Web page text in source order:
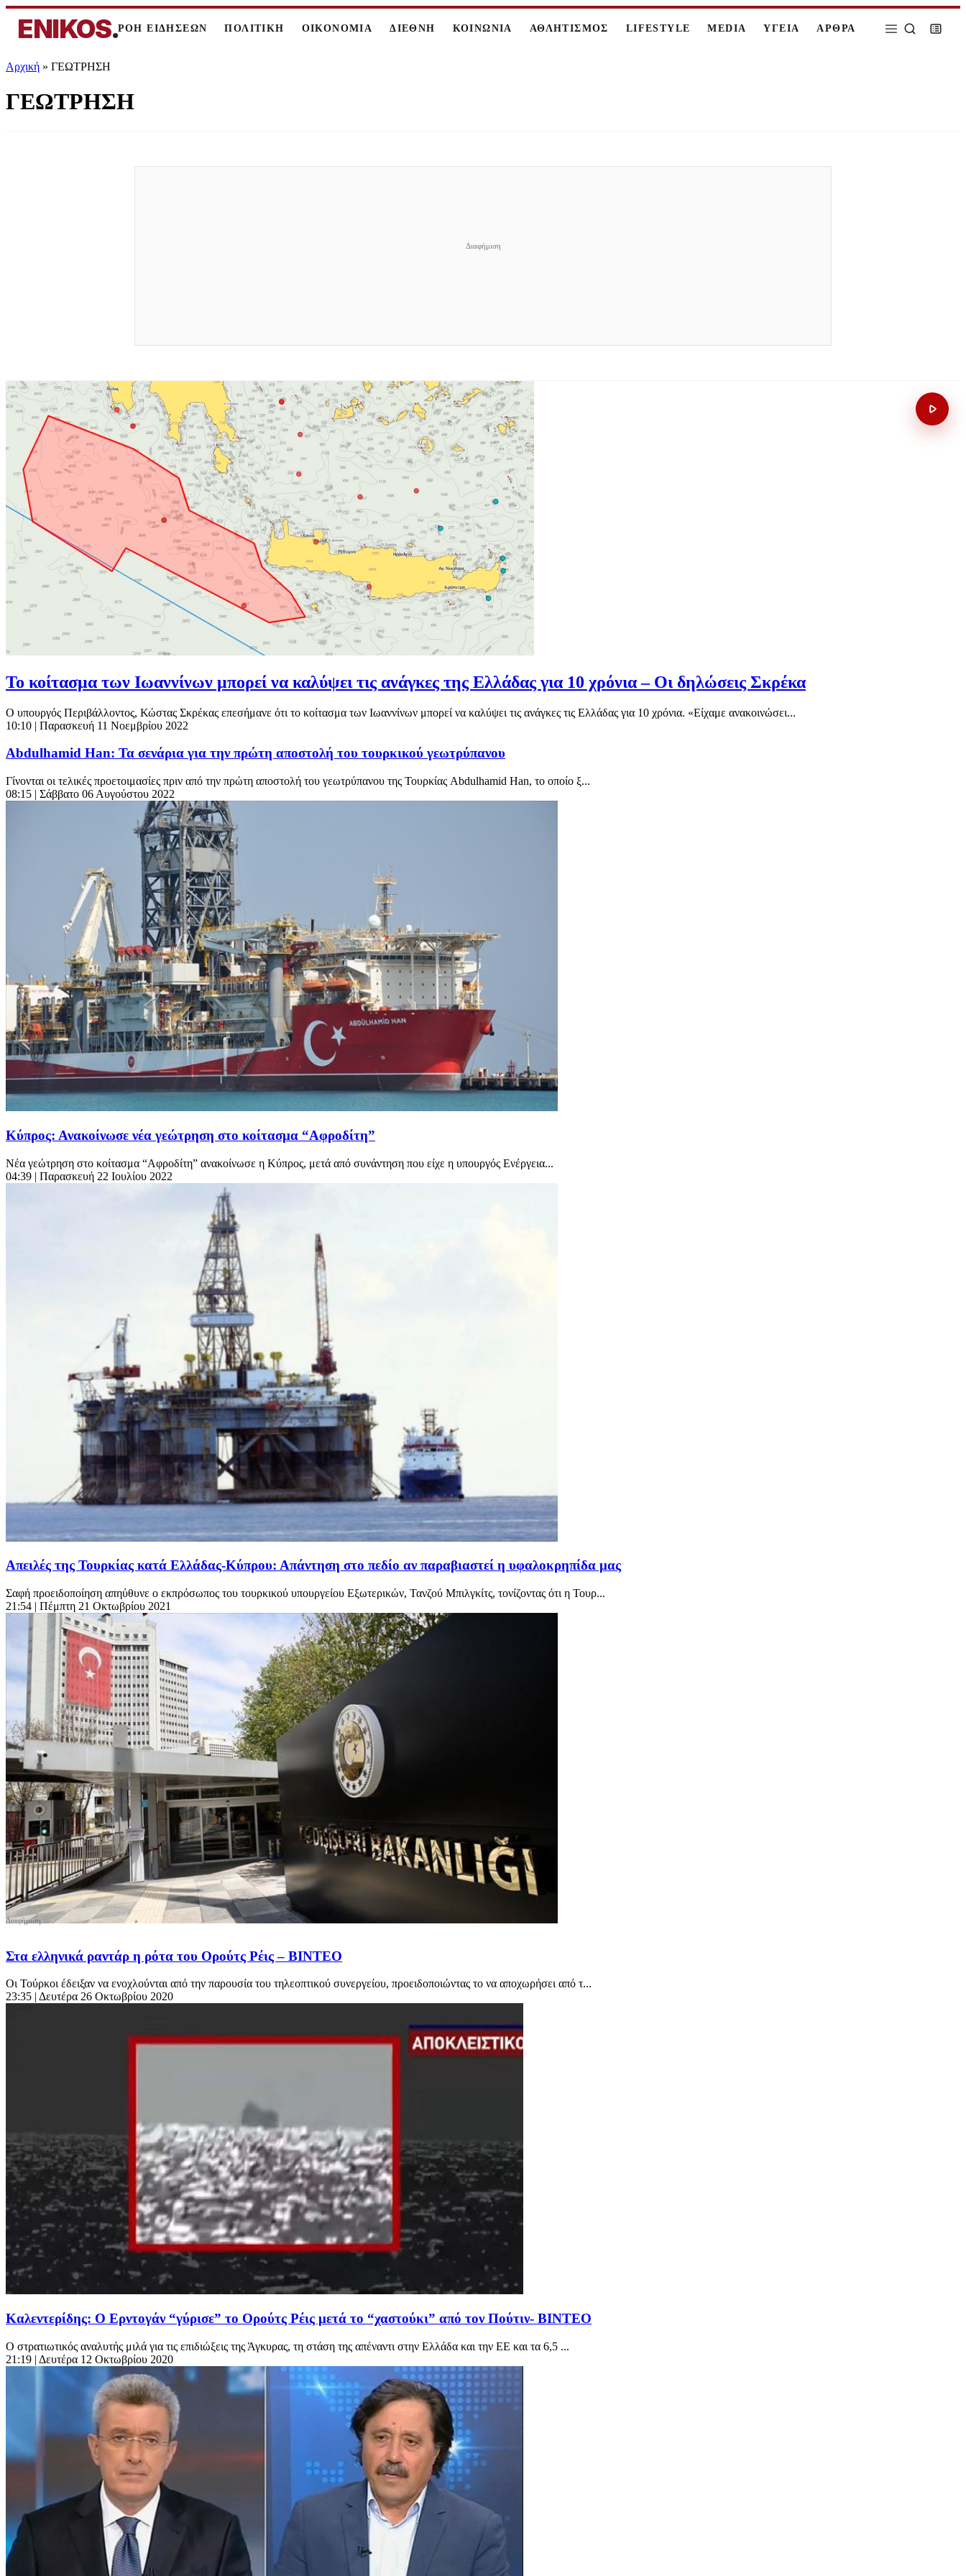
ENIKOS.ΡΟΗ ΕΙΔΗΣΕΩΝ ΠΟΛΙΤΙΚΗ ΟΙΚΟΝΟΜΙΑ ΔΙΕΘΝΗ ΚΟΙΝΩΝΙΑ ΑΘΛΗΤΙΣΜΟΣ LIFESTYLE MEDIA ΥΓΕΙΑ ΑΡΘΡΑ
Αρχική » ΓΕΩΤΡΗΣΗ
ΓΕΩΤΡΗΣΗ
Το κοίτασμα των Ιωαννίνων μπορεί να καλύψει τις ανάγκες της Ελλάδας για 10 χρόνια – Οι δηλώσεις Σκρέκα
O υπουργός Περιβάλλοντος, Κώστας Σκρέκας επεσήμανε ότι το κοίτασμα των Ιωαννίνων μπορεί να καλύψει τις ανάγκες τις Ελλάδας για 10 χρόνια. «Είχαμε ανακοινώσει...
10:10 | Παρασκευή 11 Νοεμβρίου 2022
Abdulhamid Han: Τα σενάρια για την πρώτη αποστολή του τουρκικού γεωτρύπανου
Γίνονται οι τελικές προετοιμασίες πριν από την πρώτη αποστολή του γεωτρύπανου της Τουρκίας Abdulhamid Han, το οποίο ξ...
08:15 | Σάββατο 06 Αυγούστου 2022
Κύπρος: Ανακοίνωσε νέα γεώτρηση στο κοίτασμα “Αφροδίτη”
Νέα γεώτρηση στο κοίτασμα “Αφροδίτη” ανακοίνωσε η Κύπρος, μετά από συνάντηση που είχε η υπουργός Ενέργεια...
04:39 | Παρασκευή 22 Ιουλίου 2022
Aπειλές της Τουρκίας κατά Ελλάδας-Κύπρου: Απάντηση στο πεδίο αν παραβιαστεί η υφαλοκρηπίδα μας
Σαφή προειδοποίηση απηύθυνε ο εκπρόσωπος του τουρκικού υπουργείου Εξωτερικών, Τανζού Μπιλγκίτς, τονίζοντας ότι η Τουρ...
21:54 | Πέμπτη 21 Οκτωβρίου 2021
Στα ελληνικά ραντάρ η ρότα του Ορούτς Ρέις – ΒΙΝΤΕΟ
Οι Τούρκοι έδειξαν να ενοχλούνται από την παρουσία του τηλεοπτικού συνεργείου, προειδοποιώντας το να αποχωρήσει από τ...
23:35 | Δευτέρα 26 Οκτωβρίου 2020
Καλεντερίδης: Ο Ερντογάν “γύρισε” το Ορούτς Ρέις μετά το “χαστούκι” από τον Πούτιν- BINTEO
Ο στρατιωτικός αναλυτής μιλά για τις επιδιώξεις της Άγκυρας, τη στάση της απέναντι στην Ελλάδα και την ΕΕ και τα 6,5 ...
21:19 | Δευτέρα 12 Οκτωβρίου 2020